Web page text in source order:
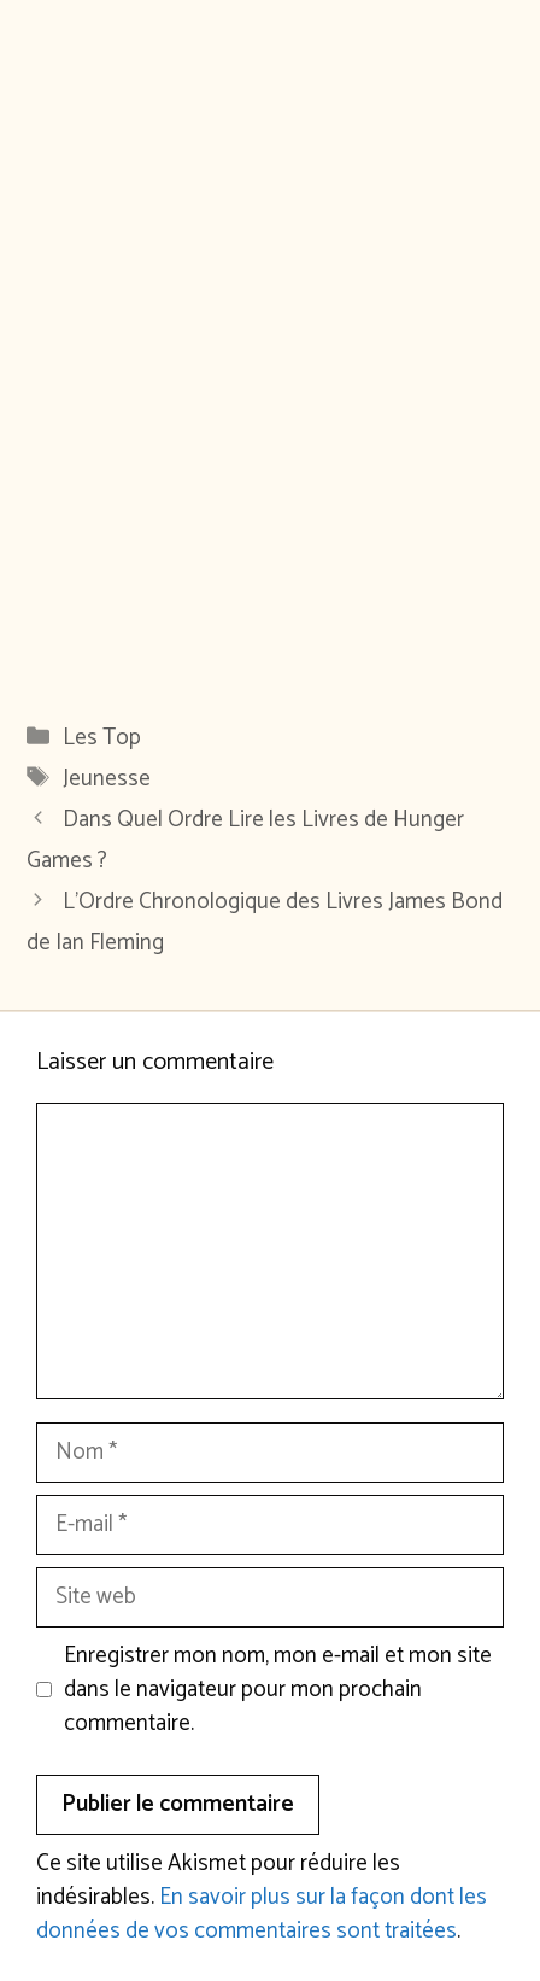
Catégories
Les Top
Étiquettes
Jeunesse
Dans Quel Ordre Lire les Livres de Hunger
Games ?
L’Ordre Chronologique des Livres James Bond
de Ian Fleming
Laisser un commentaire
Nom
mail
Site
web
Enregistrer mon nom, mon e-mail et mon site
dans le navigateur pour mon prochain
commentaire.
Ce site utilise Akismet pour réduire les
indésirables.En savoir plus sur la façon dont les
données de vos commentaires sont traitées.